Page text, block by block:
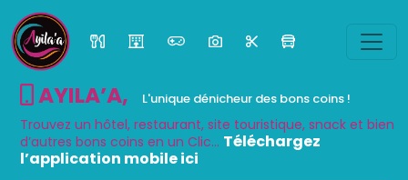
AYILA’A, L'unique dénicheur des bons coins !
Trouvez un hôtel, restaurant, site touristique, snack et bien
d’autres bons coins en un Clic... Téléchargez
l’application mobile ici